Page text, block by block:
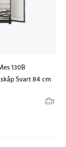
130B
Svart 84 cm
1